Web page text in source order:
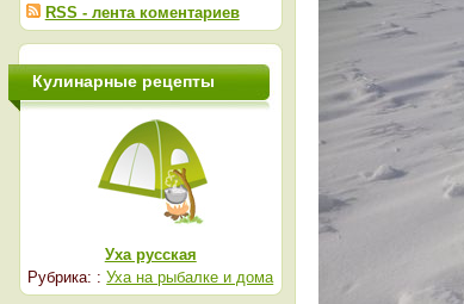
RSS - лента коментариев
Кулинарные рецепты
Уха русская
Рубрика: :Уха на рыбалке и дома